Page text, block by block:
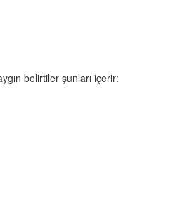
belirtiler şunları içerir: